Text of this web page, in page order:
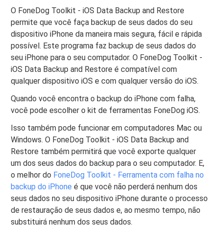
O FoneDog Toolkit - iOS Data Backup and Restore
permite que você faça backup de seus dados do seu
dispositivo iPhone da maneira mais segura, fácil e rápida
possível. Este programa faz backup de seus dados do
seu iPhone para o seu computador. O FoneDog Toolkit -
iOS Data Backup and Restore é compatível com
qualquer dispositivo iOS e com qualquer versão do iOS.
Quando você encontra o backup do iPhone com falha,
você pode escolher o kit de ferramentas FoneDog iOS.
Isso também pode funcionar em computadores Mac ou
Windows. O FoneDog Toolkit - iOS Data Backup and
Restore também permitirá que você exporte qualquer
um dos seus dados do backup para o seu computador. E,
o melhor do FoneDog Toolkit - Ferramenta com falha no
backup do iPhone é que você não perderá nenhum dos
seus dados no seu dispositivo iPhone durante o processo
de restauração de seus dados e, ao mesmo tempo, não
substituirá nenhum dos seus dados.